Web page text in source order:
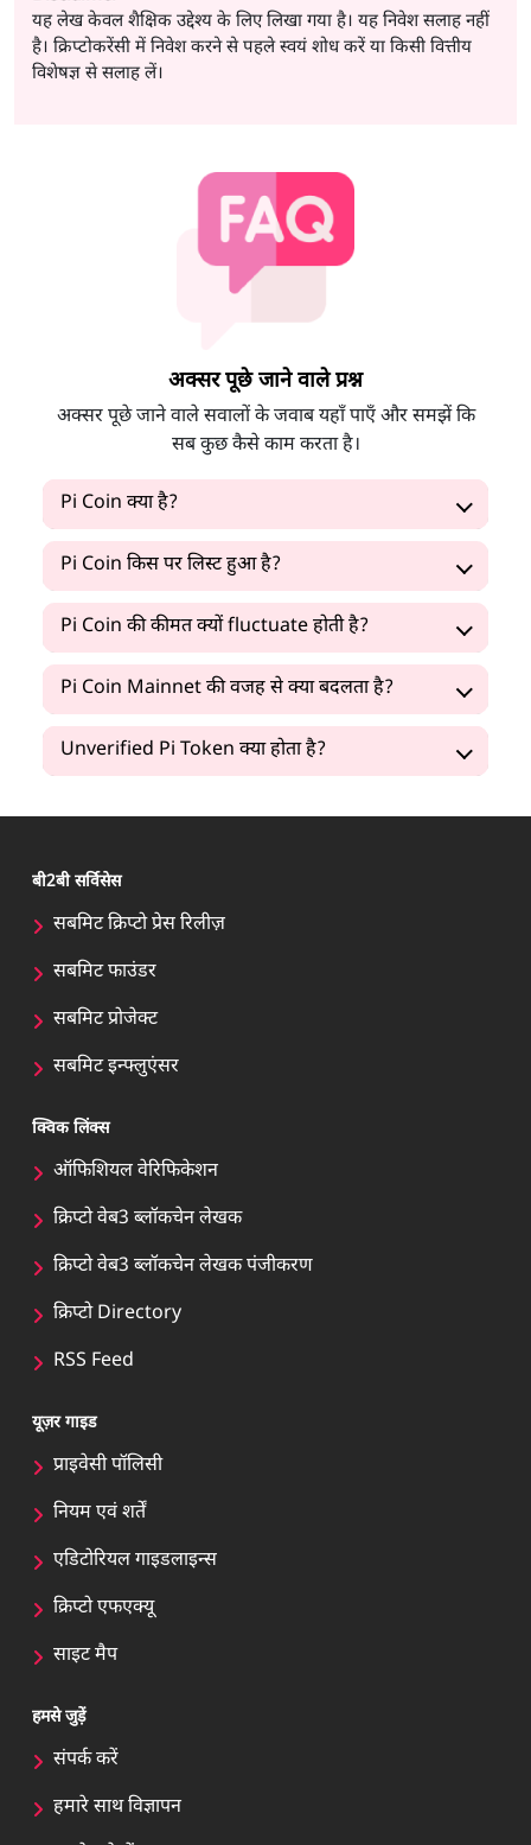
यह लेख केवल शैक्षिक उद्देश्य के लिए लिखा गया है। यह निवेश सलाह नहीं
है। क्रिप्टोकरेंसी में निवेश करने से पहले स्वयं शोध करें या किसी वित्तीय
विशेषज्ञ से सलाह लें।
अक्सर पूछे जाने वाले प्रश्न
अक्सर पूछे जाने वाले सवालों के जवाब यहाँ पाएँ और समझें कि
सब कुछ कैसे काम करता है।
Pi Coin क्या है?
Pi Coin किस पर लिस्ट हुआ है?
Pi Coin की कीमत क्यों fluctuate होती है?
Pi Coin Mainnet की वजह से क्या बदलता है?
Unverified Pi Token क्या होता है?
बी2बी सर्विसेस
सबमिट क्रिप्टो प्रेस रिलीज़
सबमिट फाउंडर
सबमिट प्रोजेक्ट
सबमिट इन्फ्लुएंसर
क्विक लिंक्स
ऑफिशियल वेरिफिकेशन
क्रिप्टो वेब3 ब्लॉकचेन लेखक
क्रिप्टो वेब3 ब्लॉकचेन लेखक पंजीकरण
क्रिप्टो Directory
RSS Feed
यूज़र गाइड
प्राइवेसी पॉलिसी
नियम एवं शर्तें
एडिटोरियल गाइडलाइन्स
क्रिप्टो एफएक्यू
साइट मैप
हमसे जुड़ें
संपर्क करें
हमारे साथ विज्ञापन